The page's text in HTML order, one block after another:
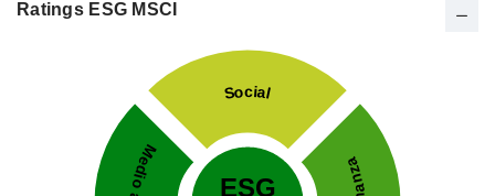
Ratings ESG MSCI